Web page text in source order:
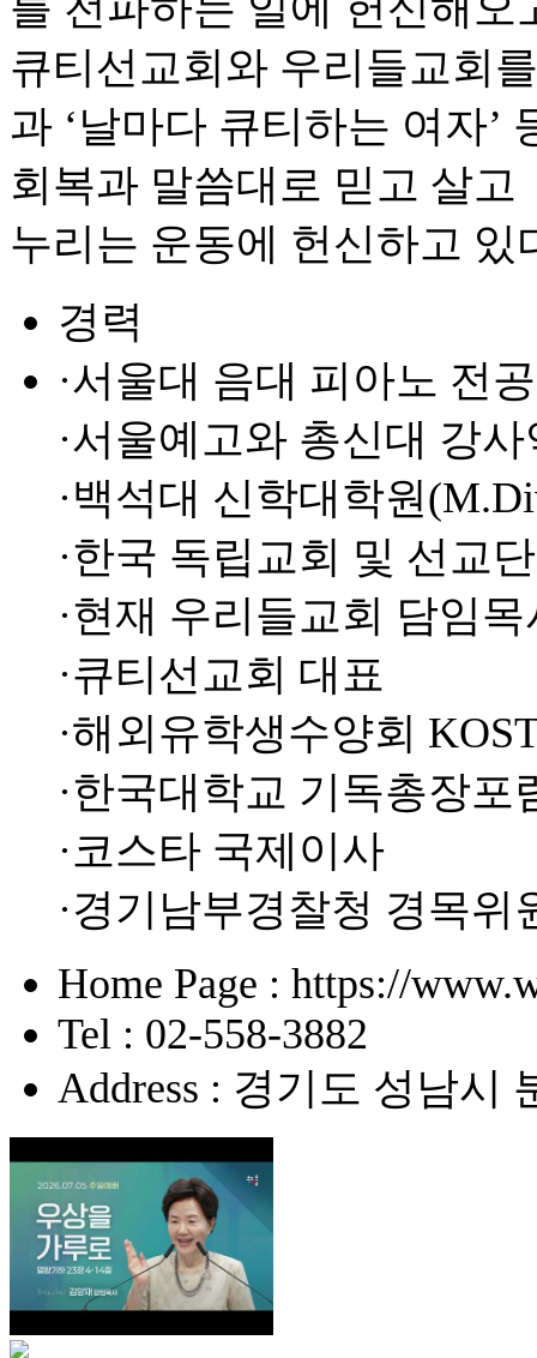
큐티선교회와 우리들교회
과 ‘날마다 큐티하는 여자’
회복과 말씀대로 믿고 살고
누리는 운동에 헌신하고 있
경력
·서울대 음대 피아노 전공
·서울예고와 총신대 강
·백석대 신학대학원
·한국 독립교회 및 선교
·현재 우리들교회 담임목
·큐티선교회 대표
·해외유학생수양회
·한국대학교 기독총장포
·코스타 국제이사
·경기남부경찰청 경목위
Home Page : https://
Tel : 02-558-3882
Address : 경기도 성남시